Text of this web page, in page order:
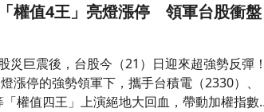
權值4王」亮燈漲停 領軍台股衝盤
災巨震後，台股今（21）日迎來超強勢反彈！
漲停的強勢領軍下，攜手台積電（2330）、
權值四王」上演絕地大回血，帶動加權指數